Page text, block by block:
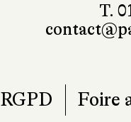
T.
RGPD Foire